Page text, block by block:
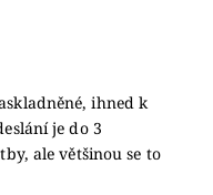
ihned k
je do 3
ale většinou se to